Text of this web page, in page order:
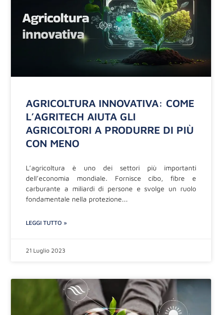
AGRICOLTURA INNOVATIVA: COME
L’AGRITECH AIUTA GLI
AGRICOLTORI A PRODURRE DI PIÙ
CON MENO
L’agricoltura è uno dei settori più importanti
dell’economia mondiale. Fornisce cibo, fibre e
carburante a miliardi di persone e svolge un ruolo
fondamentale nella protezione
LEGGI TUTTO »
21 Luglio 2023